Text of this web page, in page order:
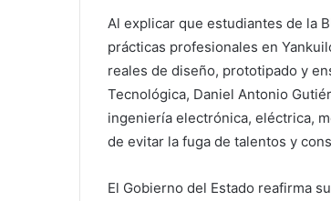
Al explicar que estudiantes de la
prácticas profesionales en
reales de diseño, prototipado y
Tecnológica, Daniel Antonio
ingeniería electrónica, eléctrica,
de evitar la fuga de talentos y
El Gobierno del Estado reafirma